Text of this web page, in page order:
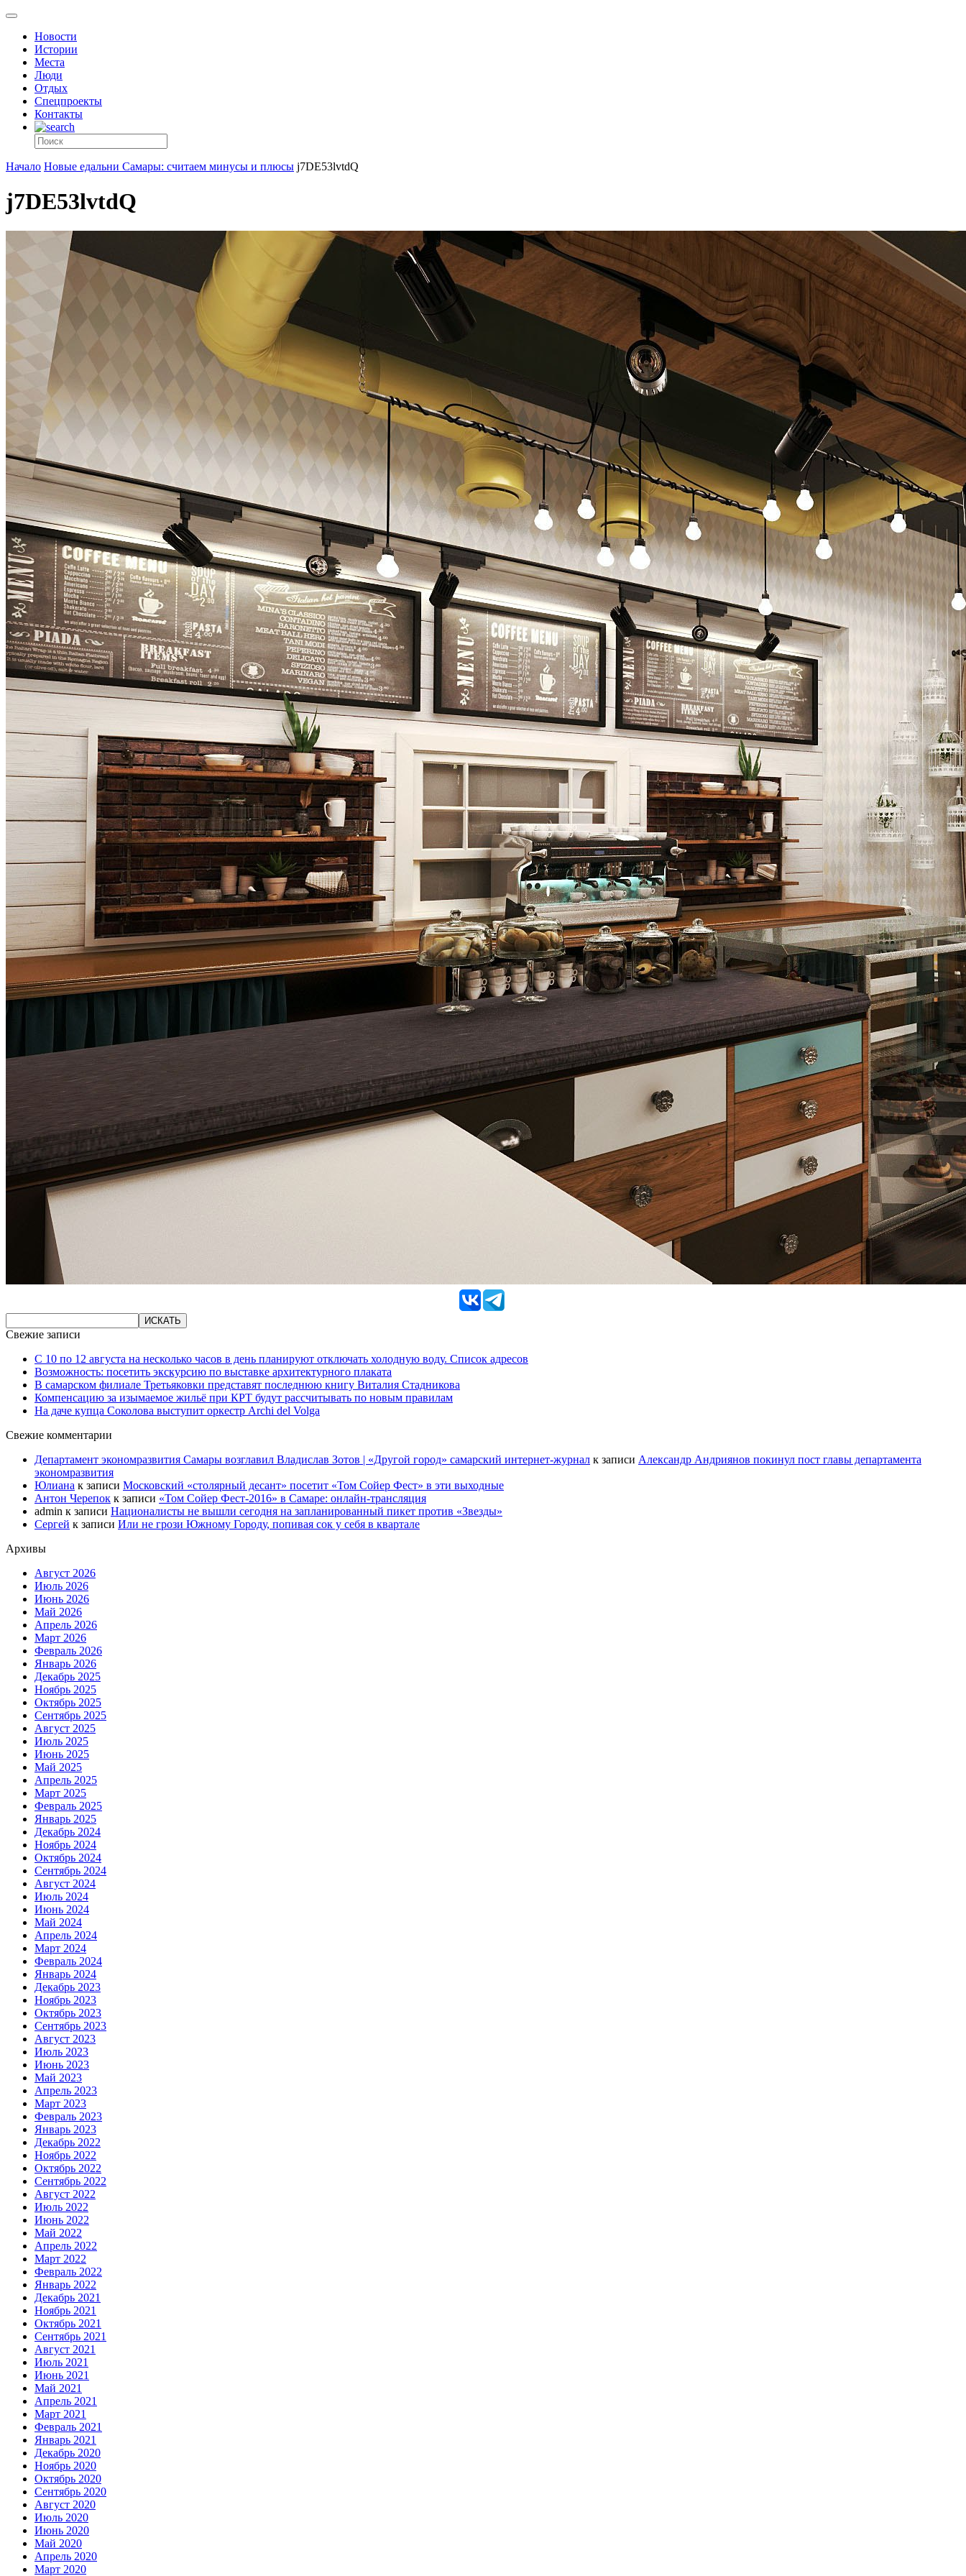
Новости
Истории
Места
Люди
Отдых
Спецпроекты
Контакты
Начало Новые едальни Самары: считаем минусы и плюсы j7DE53lvtdQ
j7DE53lvtdQ
Свежие записи
С 10 по 12 августа на несколько часов в день планируют отключать холодную воду. Список адресов
Возможность: посетить экскурсию по выставке архитектурного плаката
В самарском филиале Третьяковки представят последнюю книгу Виталия Стадникова
Компенсацию за изымаемое жильё при КРТ будут рассчитывать по новым правилам
На даче купца Соколова выступит оркестр Archi del Volga
Свежие комментарии
Департамент экономразвития Самары возглавил Владислав Зотов | «Другой город» самарский интернет-журнал к записи Александр Андриянов покинул пост главы департамента
экономразвития
Юлиана к записи Московский «столярный десант» посетит «Том Сойер Фест» в эти выходные
Антон Черепок к записи «Том Сойер Фест-2016» в Самаре: онлайн-трансляция
admin к записи Националисты не вышли сегодня на запланированный пикет против «Звезды»
Сергей к записи Или не грози Южному Городу, попивая сок у себя в квартале
Архивы
Август 2026
Июль 2026
Июнь 2026
Май 2026
Апрель 2026
Март 2026
Февраль 2026
Январь 2026
Декабрь 2025
Ноябрь 2025
Октябрь 2025
Сентябрь 2025
Август 2025
Июль 2025
Июнь 2025
Май 2025
Апрель 2025
Март 2025
Февраль 2025
Январь 2025
Декабрь 2024
Ноябрь 2024
Октябрь 2024
Сентябрь 2024
Август 2024
Июль 2024
Июнь 2024
Май 2024
Апрель 2024
Март 2024
Февраль 2024
Январь 2024
Декабрь 2023
Ноябрь 2023
Октябрь 2023
Сентябрь 2023
Август 2023
Июль 2023
Июнь 2023
Май 2023
Апрель 2023
Март 2023
Февраль 2023
Январь 2023
Декабрь 2022
Ноябрь 2022
Октябрь 2022
Сентябрь 2022
Август 2022
Июль 2022
Июнь 2022
Май 2022
Апрель 2022
Март 2022
Февраль 2022
Январь 2022
Декабрь 2021
Ноябрь 2021
Октябрь 2021
Сентябрь 2021
Август 2021
Июль 2021
Июнь 2021
Май 2021
Апрель 2021
Март 2021
Февраль 2021
Январь 2021
Декабрь 2020
Ноябрь 2020
Октябрь 2020
Сентябрь 2020
Август 2020
Июль 2020
Июнь 2020
Май 2020
Апрель 2020
Март 2020